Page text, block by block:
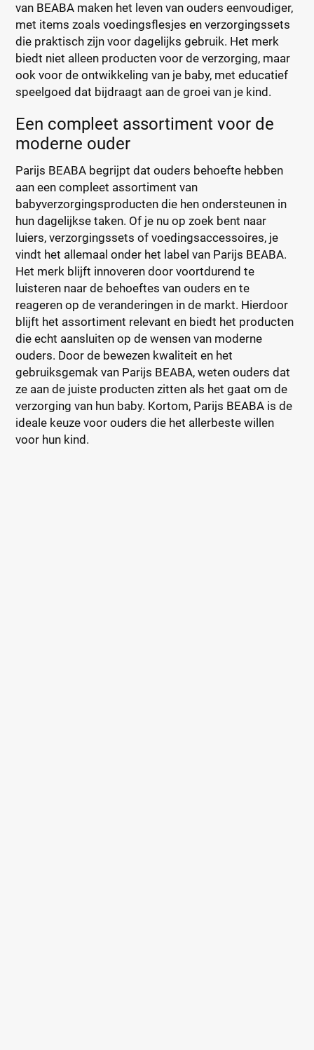
van BEABA maken het leven van ouders eenvoudiger,
met items zoals voedingsflesjes en verzorgingssets
die praktisch zijn voor dagelijks gebruik. Het merk
biedt niet alleen producten voor de verzorging, maar
ook voor de ontwikkeling van je baby, met educatief
speelgoed dat bijdraagt aan de groei van je kind.
Een compleet assortiment voor de
moderne ouder
Parijs BEABA begrijpt dat ouders behoefte hebben
aan een compleet assortiment van
babyverzorgingsproducten die hen ondersteunen in
hun dagelijkse taken. Of je nu op zoek bent naar
luiers, verzorgingssets of voedingsaccessoires, je
vindt het allemaal onder het label van Parijs BEABA.
Het merk blijft innoveren door voortdurend te
luisteren naar de behoeftes van ouders en te
reageren op de veranderingen in de markt. Hierdoor
blijft het assortiment relevant en biedt het producten
die echt aansluiten op de wensen van moderne
ouders. Door de bewezen kwaliteit en het
gebruiksgemak van Parijs BEABA, weten ouders dat
ze aan de juiste producten zitten als het gaat om de
verzorging van hun baby. Kortom, Parijs BEABA is de
ideale keuze voor ouders die het allerbeste willen
voor hun kind.